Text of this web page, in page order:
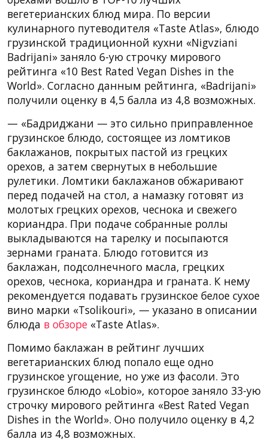
вегетерианских блюд мира. По версии
кулинарного путеводителя «Taste Atlas», блюдо
грузинской традиционной кухни «Nigvziani
Badrijani» заняло 6-ую строчку мирового
рейтинга «10 Best Rated Vegan Dishes in the
World». Согласно данным рейтинга, «Badrijani»
получили оценку в 4,5 балла из 4,8 возможных.
— «Бадриджани — это сильно приправленное
грузинское блюдо, состоящее из ломтиков
баклажанов, покрытых пастой из грецких
орехов, а затем свернутых в небольшие
рулетики. Ломтики баклажанов обжаривают
перед подачей на стол, а намазку готовят из
молотых грецких орехов, чеснока и свежего
кориандра. При подаче собранные роллы
выкладываются на тарелку и посыпаются
зернами граната. Блюдо готовится из
баклажан, подсолнечного масла, грецких
орехов, чеснока, кориандра и граната. К нему
рекомендуется подавать грузинское белое сухое
вино марки «Tsolikouri», — указано в описании
блюда в обзоре «Taste Atlas».
Помимо баклажан в рейтинг лучших
вегетарианских блюд попало еще одно
грузинское угощение, но уже из фасоли. Это
грузинское блюдо «Lobio», которое заняло 33-ую
строчку мирового рейтинга «Best Rated Vegan
Dishes in the World». Оно получило оценку в 4,2
балла из 4,8 возможных.